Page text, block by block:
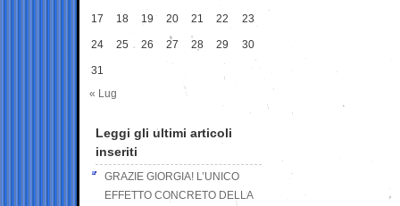
17 18 19 20 21 22 23
24 25 26 27 28 29 30
31
« Lug
Leggi gli ultimi articoli
inseriti
GRAZIE GIORGIA! L’UNICO
EFFETTO CONCRETO DELLA